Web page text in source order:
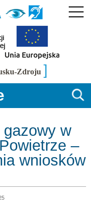
Zdroju ]
w
–
wniosków